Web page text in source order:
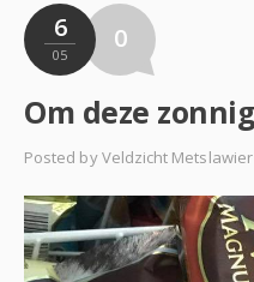
6
05
0
Posted by Veldzicht Metslawier